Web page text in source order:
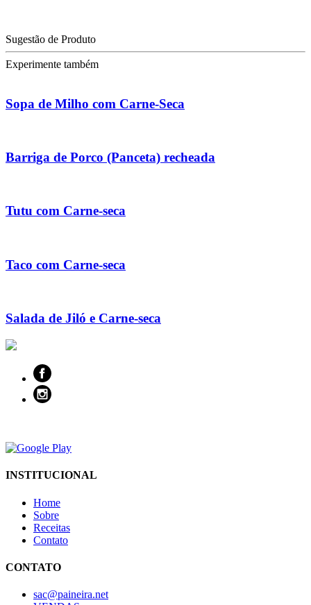
Sugestão de Produto
Experimente também
Sopa de Milho com Carne-Seca
Barriga de Porco (Panceta) recheada
Tutu com Carne-seca
Taco com Carne-seca
Salada de Jiló e Carne-seca
INSTITUCIONAL
Home
Sobre
Receitas
Contato
CONTATO
sac@paineira.net